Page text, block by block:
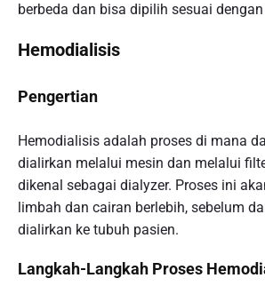
berbeda dan bisa dipilih sesuai
Hemodialisis
Pengertian
Hemodialisis adalah proses di mana
dialirkan melalui mesin dan melalui
dikenal sebagai dialyzer. Proses ini
limbah dan cairan berlebih, sebelum
dialirkan ke tubuh pasien.
Langkah-Langkah Proses